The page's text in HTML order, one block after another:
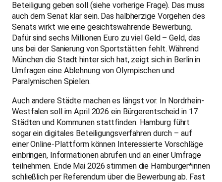
Beteiligung geben soll (siehe vorherige Frage). Das muss
auch dem Senat klar sein. Das halbherzige Vorgehen des
Senats wirkt wie eine gesichtswahrende Bewerbung.
Dafür sind sechs Millionen Euro zu viel Geld – Geld, das
uns bei der Sanierung von Sportstätten fehlt. Während
München die Stadt hinter sich hat, zeigt sich in Berlin in
Umfragen eine Ablehnung von Olympischen und
Paralymischen Spielen.
Auch andere Städte machen es längst vor. In Nordrhein-
Westfalen soll im April 2026 ein Bürgerentscheid in 17
Städten und Kommunen stattfinden. Hamburg führt
sogar ein digitales Beteiligungsverfahren durch – auf
einer Online-Plattform können Interessierte Vorschläge
einbringen, Informationen abrufen und an einer Umfrage
teilnehmen. Ende Mai 2026 stimmen die Hamburger*innen
schließlich per Referendum über die Bewerbung ab. Fast